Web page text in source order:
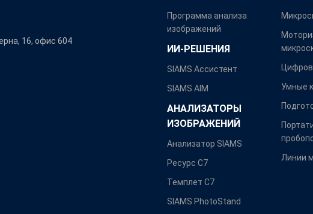
16, офис 604
Программа анализа
изображений
ИИ-РЕШЕНИЯ
SIAMS Ассистент
SIAMS AIM
АНАЛИЗАТОРЫ
ИЗОБРАЖЕНИЙ
Анализатор SIAMS
Ресурс С7
Темплет С7
SIAMS PhotoStand
Умные
Линии